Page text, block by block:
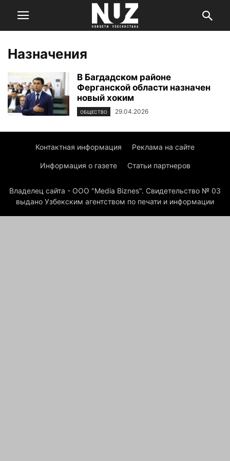
Назначения
В Багдадском районе
Ферганской области назначен
новый хоким
ОБЩЕСТВО 29.04.2026
Контактная информация Реклама на сайте
Информация о газете Статьи партнеров
Владелец сайта - ООО "Media Biznes". Свидетельство № 03
выдано Узбекским агентством по печати и информации